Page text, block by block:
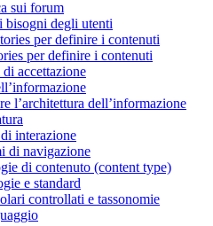
sui forum
bisogni degli utenti
per definire i contenuti
per definire i contenuti
accettazione
l’architettura dell’informazione
interazione
di navigazione
di contenuto (content type)
e standard
controllati e tassonomie